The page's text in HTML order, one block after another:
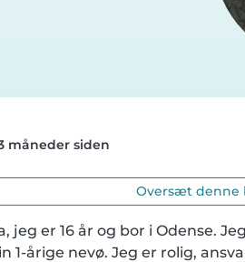
måneder siden
Oversæt denne
jeg er 16 år og bor i Odense.
1-årige nevø. Jeg er rolig,